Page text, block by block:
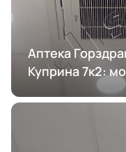
Аптека
Куприна 7к2: